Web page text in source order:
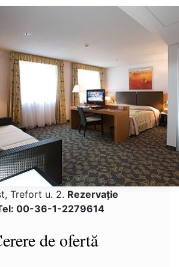
Trefort u. 2. Rezervaţie
00-36-1-2279614
de ofertă